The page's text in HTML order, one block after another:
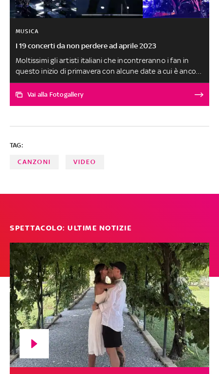
MUSICA
I 19 concerti da non perdere ad aprile 2023
Moltissimi gli artisti italiani che incontreranno i fan in
questo inizio di primavera con alcune date a cui è ancora
possibile partecipare acquistando i biglietti. Da Paola &
Chiara ai Måneskin, da Roger Waters ad Avril Lavigne.
Vai alla Fotogallery
TAG:
CANZONI VIDEO
SPETTACOLO: ULTIME NOTIZIE